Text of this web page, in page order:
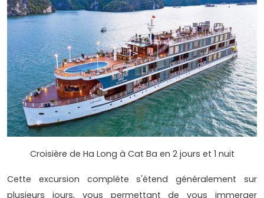
Croisière de Ha Long à Cat Ba en 2 jours et 1 nuit
Cette excursion complète s'étend généralement sur
plusieurs jours, vous permettant de vous immerger